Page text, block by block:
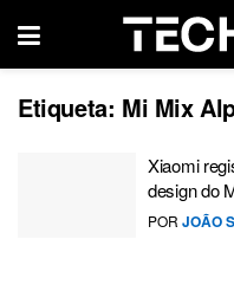
Etiqueta: Mi Mix
Xiaomi
design do
POR JOÃO